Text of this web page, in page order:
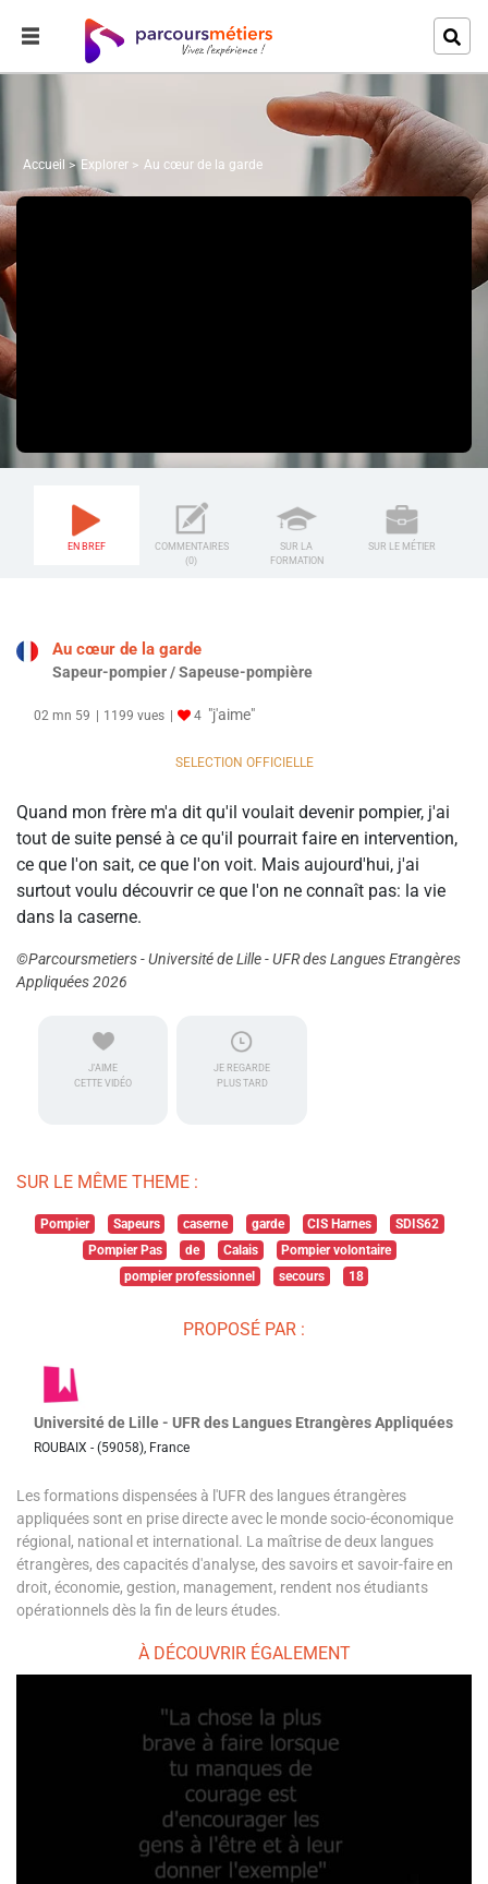
Accueil Explorer Au cœur de la garde
EN BREF
COMMENTAIRES
(0)
SUR LA
FORMATION
SUR LE MÉTIER
Au cœur de la garde
Sapeur-pompier / Sapeuse-pompière
02 mn 59 1199 vues 4 "j'aime"
SELECTION OFFICIELLE
Quand mon frère m'a dit qu'il voulait devenir pompier, j'ai
tout de suite pensé à ce qu'il pourrait faire en intervention,
ce que l'on sait, ce que l'on voit. Mais aujourd'hui, j'ai
surtout voulu découvrir ce que l'on ne connaît pas: la vie
dans la caserne.
©Parcoursmetiers - Université de Lille - UFR des Langues Etrangères
Appliquées 2026
J'AIME
CETTE VIDÉO
JE REGARDE
PLUS TARD
SUR LE MÊME THEME :
Pompier Sapeurs caserne garde CIS Harnes
SDIS62
Pompier Pas
de Calais
Pompier volontaire
pompier professionnel
secours 18
PROPOSÉ PAR :
Université de Lille - UFR des Langues Etrangères Appliquées
ROUBAIX - (59058), France
Les formations dispensées à l'UFR des langues étrangères
appliquées sont en prise directe avec le monde socio-économique
régional, national et international. La maîtrise de deux langues
étrangères, des capacités d'analyse, des savoirs et savoir-faire en
droit, économie, gestion, management, rendent nos étudiants
opérationnels dès la fin de leurs études.
À DÉCOUVRIR ÉGALEMENT